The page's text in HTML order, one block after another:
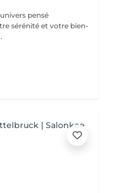
sérénité et votre bien-